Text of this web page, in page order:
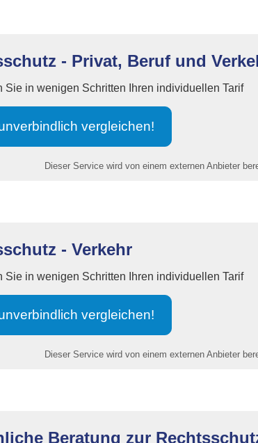
- Privat, Beruf und
Sie in wenigen Schritten Ihren individuellen Tarif
ver­gleichen!
Dieser Service wird von einem externen Anbieter
- Verkehr
Sie in wenigen Schritten Ihren individuellen Tarif
ver­gleichen!
Dieser Service wird von einem externen Anbieter
Beratung zur